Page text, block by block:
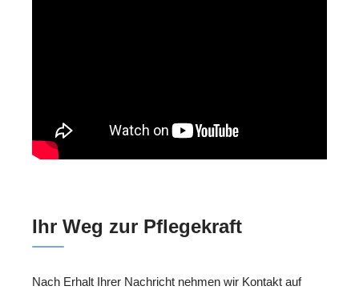
Ihr Weg zur Pflegekraft
Nach Erhalt Ihrer Nachricht nehmen wir Kontakt auf